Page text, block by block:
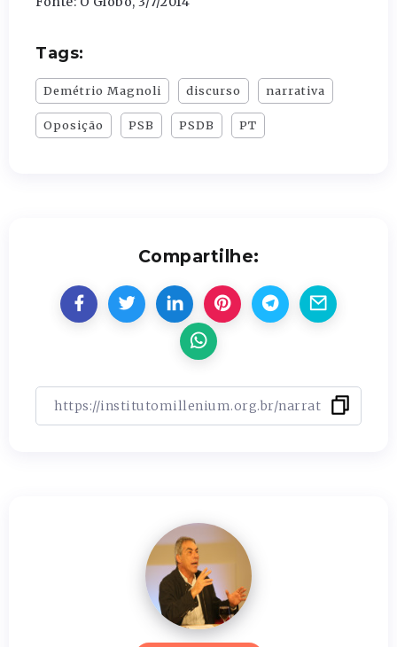
Tags:
Demétrio Magnoli discurso narrativa
Oposição PSB PSDB PT
Compartilhe: